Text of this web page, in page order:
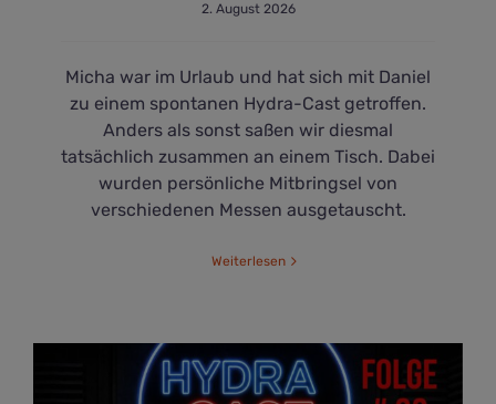
2. August 2026
Micha war im Urlaub und hat sich mit Daniel
zu einem spontanen Hydra-Cast getroffen.
Anders als sonst saßen wir diesmal
tatsächlich zusammen an einem Tisch. Dabei
wurden persönliche Mitbringsel von
verschiedenen Messen ausgetauscht.
Weiterlesen